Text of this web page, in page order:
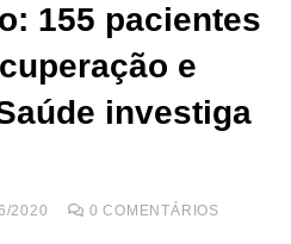
155 pacientes
e
investiga
2020 0 COMENTÁRIOS